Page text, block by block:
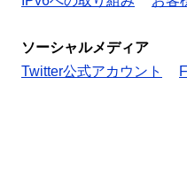
ソーシャルメディア
Twitter公式アカウント